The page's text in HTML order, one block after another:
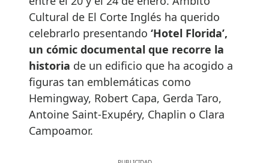
Cultural de El Corte Inglés ha querido
celebrarlo presentando ‘Hotel Florida’,
un cómic documental que recorre la
historia de un edificio que ha acogido a
figuras tan emblemáticas como
Hemingway, Robert Capa, Gerda Taro,
Antoine Saint-Exupéry, Chaplin o Clara
Campoamor.